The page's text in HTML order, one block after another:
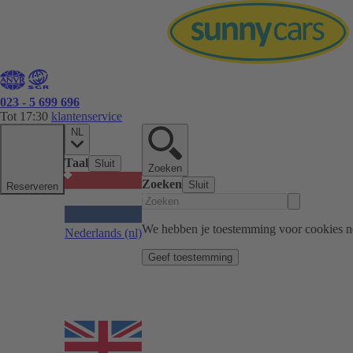
023 - 5 699 696
Tot 17:30 klantenservice
Reserveren
NL
Taal Sluit
Nederlands (nl)
Zoeken
Zoeken Sluit
We hebben je toestemming voor cookies
Geef toestemming